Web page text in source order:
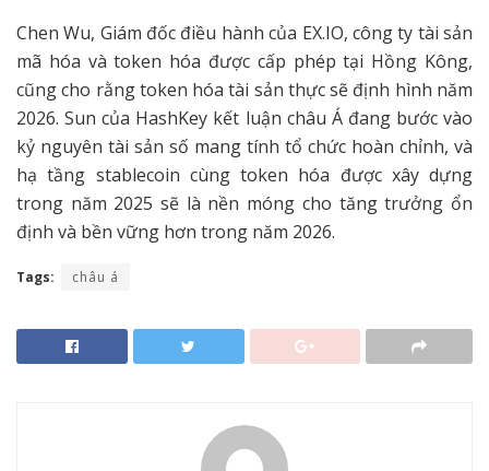
Chen Wu, Giám đốc điều hành của EX.IO, công ty tài sản
mã hóa và token hóa được cấp phép tại Hồng Kông,
cũng cho rằng token hóa tài sản thực sẽ định hình năm
2026. Sun của HashKey kết luận châu Á đang bước vào
kỷ nguyên tài sản số mang tính tổ chức hoàn chỉnh, và
hạ tầng stablecoin cùng token hóa được xây dựng
trong năm 2025 sẽ là nền móng cho tăng trưởng ổn
định và bền vững hơn trong năm 2026.
Tags: châu á